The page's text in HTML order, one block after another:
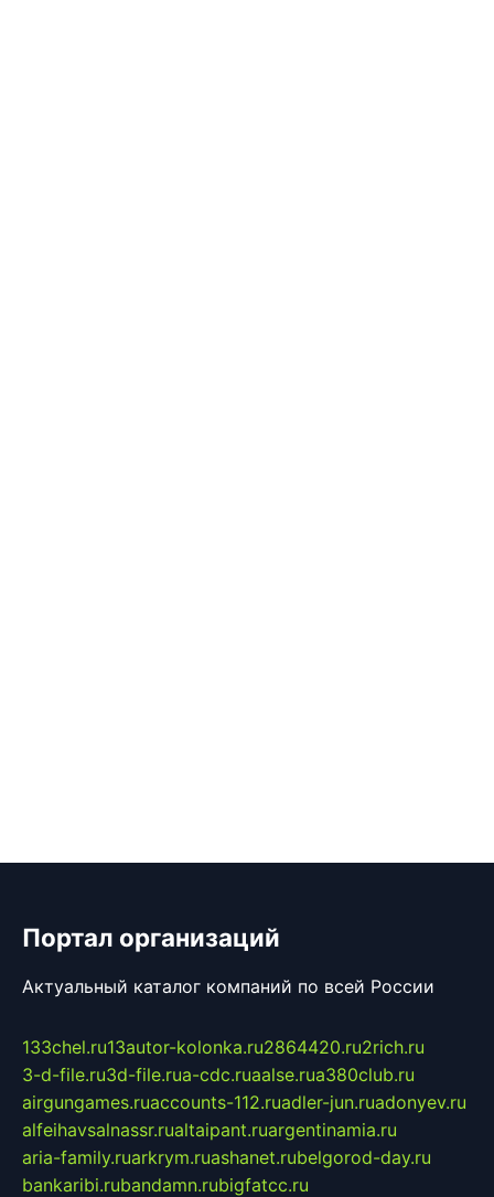
Портал организаций
Актуальный каталог компаний по всей России
133chel.ru13autor-kolonka.ru2864420.ru2rich.ru
3-d-file.ru3d-file.rua-cdc.ruaalse.rua380club.ru
airgungames.ruaccounts-112.ruadler-jun.ruadonyev.ru
alfeihavsalnassr.rualtaipant.ruargentinamia.ru
aria-family.ruarkrym.ruashanet.rubelgorod-day.ru
bankaribi.rubandamn.rubigfatcc.ru